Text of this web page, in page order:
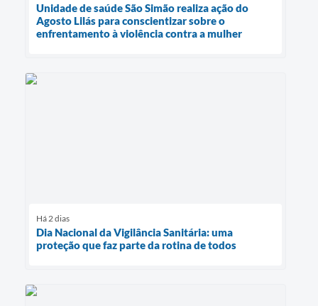
Unidade de saúde São Simão realiza ação do
Agosto Lilás para conscientizar sobre o
enfrentamento à violência contra a mulher
Há 2 dias
Dia Nacional da Vigilância Sanitária: uma
proteção que faz parte da rotina de todos